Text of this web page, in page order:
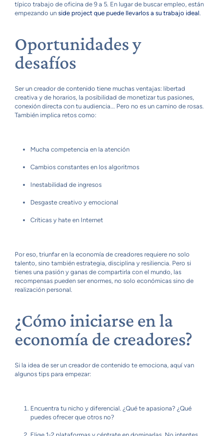
típico trabajo de oficina de 9 a 5. En lugar de buscar empleo, están
empezando un side project que puede llevarlos a su trabajo ideal.
Oportunidades y
desafíos
Ser un creador de contenido tiene muchas ventajas: libertad
creativa y de horarios, la posibilidad de monetizar tus pasiones,
conexión directa con tu audiencia... Pero no es un camino de rosas.
También implica retos como:
Mucha competencia en la atención
Cambios constantes en los algoritmos
Inestabilidad de ingresos
Desgaste creativo y emocional
Críticas y hate en Internet
Por eso, triunfar en la economía de creadores requiere no solo
talento, sino también estrategia, disciplina y resiliencia. Pero si
tienes una pasión y ganas de compartirla con el mundo, las
recompensas pueden ser enormes, no solo económicas sino de
realización personal.
¿Cómo iniciarse en la
economía de creadores?
Si la idea de ser un creador de contenido te emociona, aquí van
algunos tips para empezar:
Encuentra tu nicho y diferencial. ¿Qué te apasiona? ¿Qué
puedes ofrecer que otros no?